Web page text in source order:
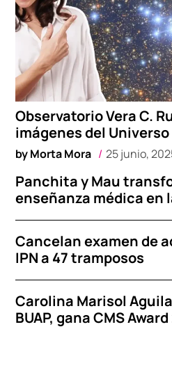
Observatorio Vera C.
imágenes del Universo
byMorta Mora 25 junio,
Panchita y Mau
enseñanza médica en
Cancelan examen de
IPN a 47 tramposos
Carolina Marisol
BUAP, gana CMS